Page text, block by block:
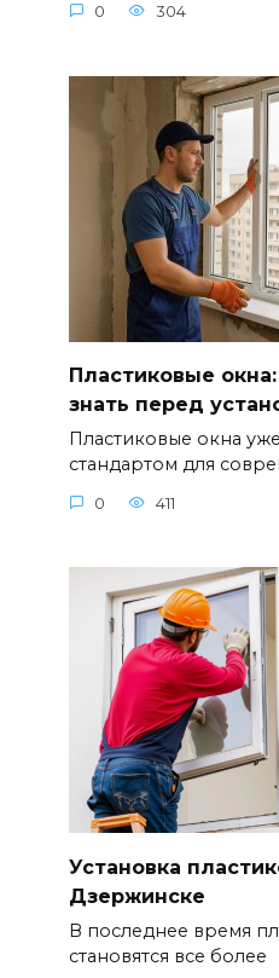
0 304
Пластиковые
знать перед
Пластиковые окна
стандартом для
0 411
Установка
Дзержинске
В последнее время
становятся все более